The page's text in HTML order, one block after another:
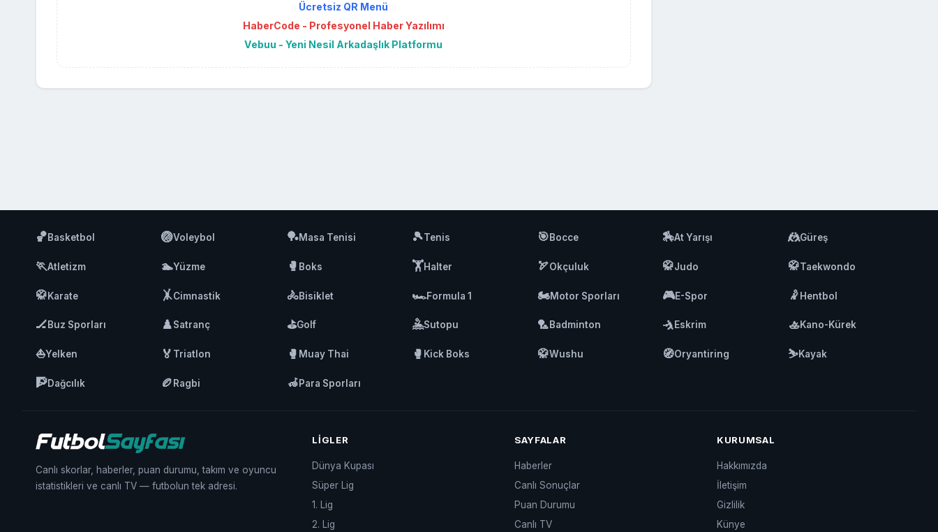
Ücretsiz QR Menü
HaberCode - Profesyonel Haber Yazılımı
Vebuu - Yeni Nesil Arkadaşlık Platformu
🏀Basketbol 🏐Voleybol 🏓Masa Tenisi 🎾Tenis 🎯Bocce 🏇At Yarışı 🤼Güreş
🏃Atletizm 🏊Yüzme 🥊 Boks 🏋️Halter 🏹Okçuluk 🥋Judo 🥋Taekwondo
🥋Karate 🤸Cimnastik 🚴Bisiklet 🏎️Formula 1 🏍️Motor Sporları 🎮E-Spor 🤾Hentbol
🏒Buz Sporları ♟️Satranç ⛳Golf 🤽Sutopu 🏸Badminton 🤺Eskrim 🚣Kano-Kürek
⛵Yelken 🏅 Triatlon 🥊 Muay Thai 🥊 Kick Boks 🥋Wushu 🧭Oryantiring ⛷️Kayak
🧗Dağcılık 🏉 Ragbi 🦽Para Sporları
Canlı skorlar, haberler, puan durumu, takım ve oyuncu
istatistikleri ve canlı TV — futbolun tek adresi.
LIGLER
Dünya Kupası
Süper Lig
1. Lig
2. Lig
SAYFALAR
Haberler
Canlı Sonuçlar
Puan Durumu
Canlı TV
KURUMSAL
Hakkımızda
İletişim
Gizlilik
Künye